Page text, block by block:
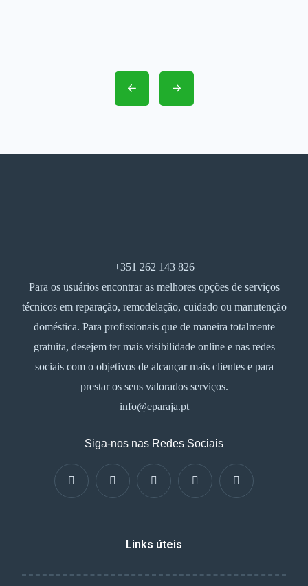
+351 262 143 826
Para os usuários encontrar as melhores opções de serviços
técnicos em reparação, remodelação, cuidado ou manutenção
doméstica. Para profissionais que de maneira totalmente
gratuita, desejem ter mais visibilidade online e nas redes
sociais com o objetivos de alcançar mais clientes e para
prestar os seus valorados serviços.
info@eparaja.pt
Siga-nos nas Redes Sociais
Links úteis